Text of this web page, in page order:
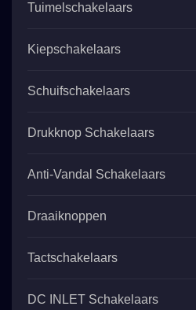
Tuimelschakelaars
Kiepschakelaars
Schuifschakelaars
Drukknop Schakelaars
Anti-Vandal Schakelaars
Draaiknoppen
Tactschakelaars
DC INLET Schakelaars